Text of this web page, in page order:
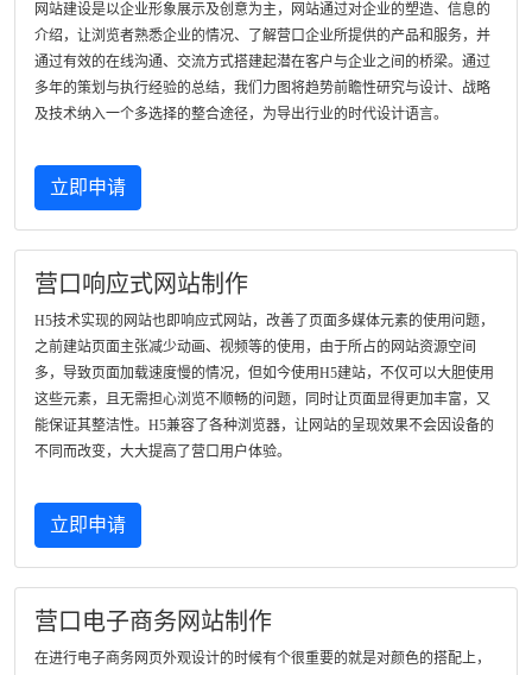
网站建设是以企业形象展示及创意为主，网站通过对企业的塑造、信息的
介绍，让浏览者熟悉企业的情况、了解营口企业所提供的产品和服务，并
通过有效的在线沟通、交流方式搭建起潜在客户与企业之间的桥梁。通过
多年的策划与执行经验的总结，我们力图将趋势前瞻性研究与设计、战略
及技术纳入一个多选择的整合途径，为导出行业的时代设计语言。
立即申请
营口响应式网站制作
H5技术实现的网站也即响应式网站，改善了页面多媒体元素的使用问题，
之前建站页面主张减少动画、视频等的使用，由于所占的网站资源空间
多，导致页面加载速度慢的情况，但如今使用H5建站，不仅可以大胆使用
这些元素，且无需担心浏览不顺畅的问题，同时让页面显得更加丰富，又
能保证其整洁性。H5兼容了各种浏览器，让网站的呈现效果不会因设备的
不同而改变，大大提高了营口用户体验。
立即申请
营口电子商务网站制作
在进行电子商务网页外观设计的时候有个很重要的就是对颜色的搭配上，